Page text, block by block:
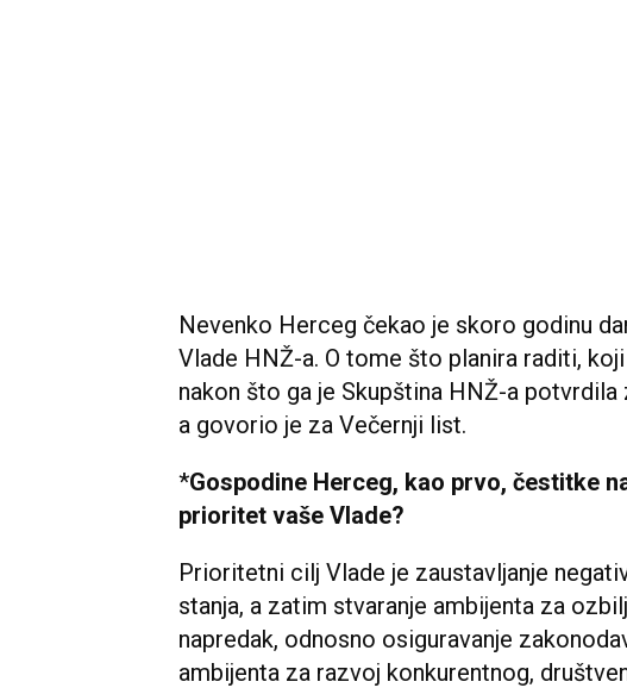
Nevenko Herceg čekao je skoro godinu
Vlade HNŽ-a. O tome što planira raditi,
nakon što ga je Skupština HNŽ-a
a govorio je za Večernji list.
*Gospodine Herceg, kao prvo, čestitke
prioritet vaše Vlade?
Prioritetni cilj Vlade je zaustavljanje
stanja, a zatim stvaranje ambijenta za
napredak, odnosno osiguravanje
ambijenta za razvoj konkurentnog,